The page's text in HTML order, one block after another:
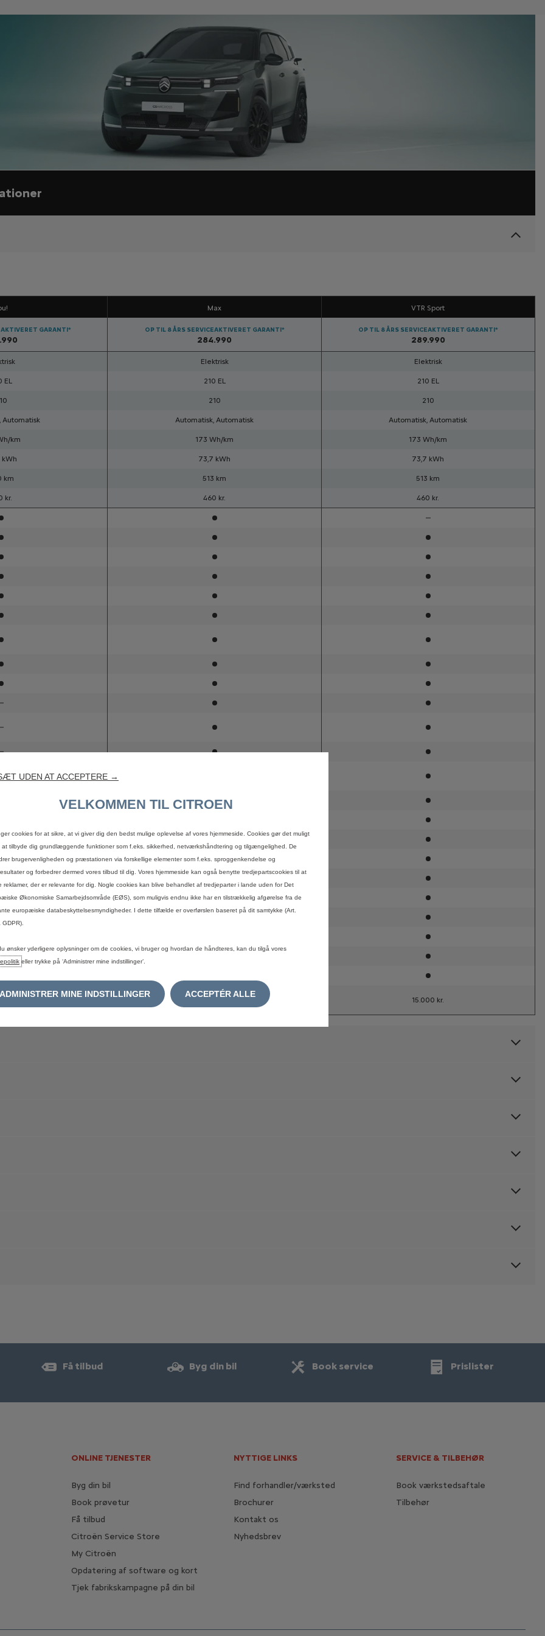
Få tilbud Byg din bil Book service Prislister
ONLINE TJENESTER
Byg din bil
Book prøvetur
Få tilbud
Citroën Service Store
My Citroën
Opdatering af software og kort
Tjek fabrikskampagne på din bil
NYTTIGE LINKS
Find forhandler/værksted
Brochurer
Kontakt os
Nyhedsbrev
SERVICE & TILBEHØR
Book værkstedsaftale
Tilbehør
UDEN AT ACCEPTERE →
VELKOMMEN TIL CITROEN
cookies for at sikre, at vi giver dig den bedst mulige oplevelse af vores hjemmeside. Cookies gør det muligt
at tilbyde dig grundlæggende funktioner som f.eks. sikkerhed, netværkshåndtering og tilgængelighed. De
brugervenligheden og præstationen via forskellige elementer som f.eks. sproggenkendelse og
og forbedrer dermed vores tilbud til dig. Vores hjemmeside kan også benytte tredjepartscookies til at
reklamer, der er relevante for dig. Nogle cookies kan blive behandlet af tredjeparter i lande uden for Det
Økonomiske Samarbejdsområde (EØS), som muligvis endnu ikke har en tilstrækkelig afgørelse fra de
europæiske databeskyttelsesmyndigheder. I dette tilfælde er overførslen baseret på dit samtykke (Art.
ønsker yderligere oplysninger om de cookies, vi bruger og hvordan de håndteres, kan du tilgå vores
eller trykke på ‘Administrer mine indstillinger’.
ADMINISTRER MINE INDSTILLINGER ACCEPTÉR ALLE